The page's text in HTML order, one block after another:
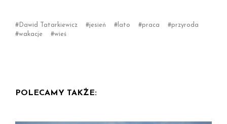
Dawid Tatarkiewicz jesień lato praca
przyroda
wakacje
wieś
POLECAMY TAKŻE: